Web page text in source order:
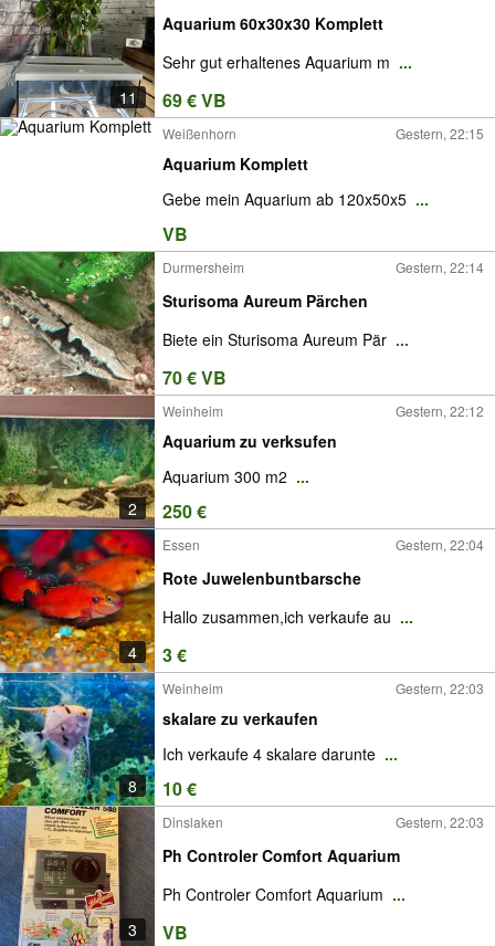
11
Aquarium 60x30x30 Komplett
Sehr gut erhaltenes Aquarium m ...
69 € VB
Weißenhorn Gestern, 22:15
Aquarium Komplett
Gebe mein Aquarium ab 120x50x5 ...
VB
Durmersheim Gestern, 22:14
Sturisoma Aureum Pärchen
Biete ein Sturisoma Aureum Pär ...
70 € VB
2
Weinheim Gestern, 22:12
Aquarium zu verksufen
Aquarium 300 m2 ...
250 €
4
Essen Gestern, 22:04
Rote Juwelenbuntbarsche
Hallo zusammen,ich verkaufe au ...
3 €
8
Weinheim Gestern, 22:03
skalare zu verkaufen
Ich verkaufe 4 skalare darunte ...
10 €
3
Dinslaken Gestern, 22:03
Ph Controler Comfort Aquarium
Ph Controler Comfort Aquarium ...
VB